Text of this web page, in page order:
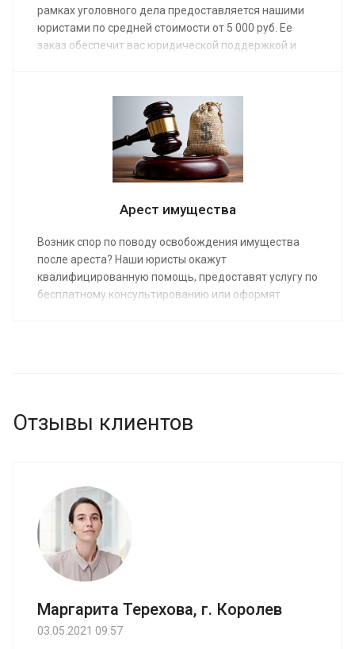
рамках уголовного дела предоставляется нашими
юристами по средней стоимости от 5 000 руб. Ее
заказ обеспечит вас юридической поддержкой и
нарушениями закона.
Арест имущества
Возник спор по поводу освобождения имущества
после ареста? Наши юристы окажут
квалифицированную помощь, предоставят услугу по
бесплатному консультированию или оформят
Отзывы клиентов
Маргарита Терехова, г. Королев
03.05.2021 09:57